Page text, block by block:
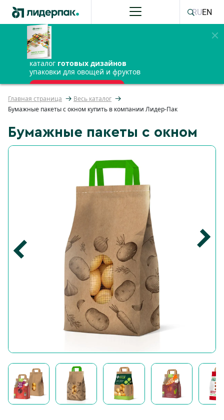
каталог готовых дизайнов
упаковки для овощей и фруктов
ПОЛУЧИТЬ БЕСПЛАТНО
RUEN
Главная страница
Весь каталог
Бумажные пакеты с окном купить в компании Лидер-Пак
Бумажные пакеты с окном